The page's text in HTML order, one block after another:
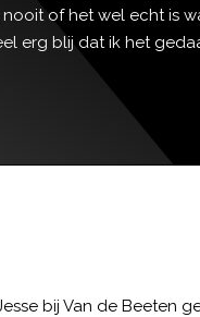
of het wel echt is
erg blij dat ik het
bij Van de Beeten